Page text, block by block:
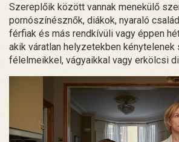
Szereplőik között vannak menekülő
pornószínésznők, diákok, nyaraló
férfiak és más rendkívüli vagy éppen
akik váratlan helyzetekben
félelmeikkel, vágyaikkal vagy erkölcsi